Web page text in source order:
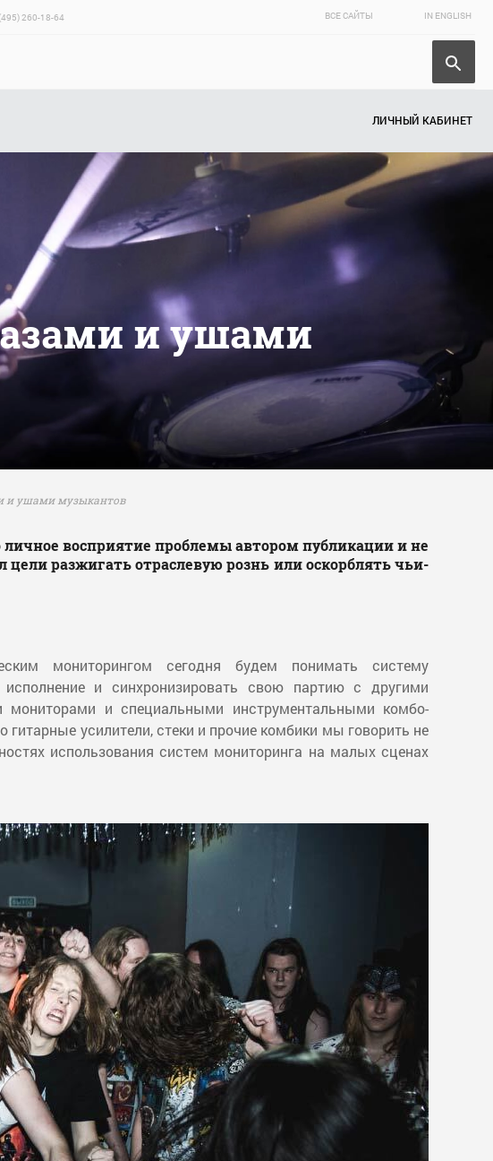
260-18-64 ВСЕ САЙТЫ IN ENGLISH
ЛИЧНЫЙ КАБИНЕТ
и ушами
и ушами музыкантов
восприятие проблемы автором публикации и не
разжигать отраслевую рознь или оскорблять чьи-
мониторингом сегодня будем понимать систему
и синхронизировать свою партию с другими
мониторами и специальными инструментальными комбо-
усилители, стеки и прочие комбики мы говорить не
использования систем мониторинга на малых сценах